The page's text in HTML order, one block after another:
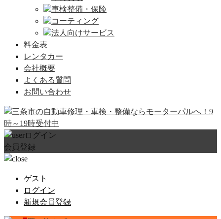
車検整備・保険
コーティング
法人向けサービス
料金表
レンタカー
会社概要
よくある質問
お問い合わせ
ログイン
会員登録
ゲスト
ログイン
新規会員登録